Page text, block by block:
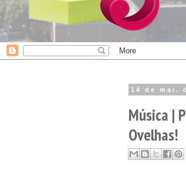
14 de mai.
Música |
Ovelhas!